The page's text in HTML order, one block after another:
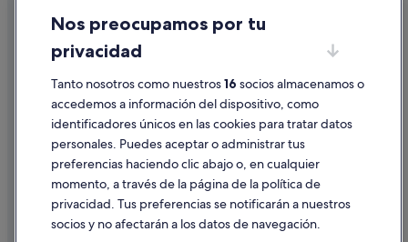
Casas privadas de vacaciones en Ribadavia
Albergues en Laias
Pensiones en Cartelle
Laias hoteles
Villas en Ribadavia
Hoteles de 3 estrellas en Castrelo de Miño
Albergues en Ribadavia
Eiras hoteles
Condiciones de uso
Información legal/contacto
Pautas sobre el contenido y cómo denunciar contenido
Ayuda
Cancelar un vuelo
Cancelar una reserva de hotel o de un alquiler vacacional
Nos preocupamos por tu
privacidad
Tanto nosotros como nuestros16 socios almacenamos o
accedemos a información del dispositivo, como
identificadores únicos en las cookies para tratar datos
personales. Puedes aceptar o administrar tus
preferencias haciendo clic abajo o, en cualquier
momento, a través de la página de la política de
privacidad. Tus preferencias se notificarán a nuestros
socios y no afectarán a los datos de navegación.